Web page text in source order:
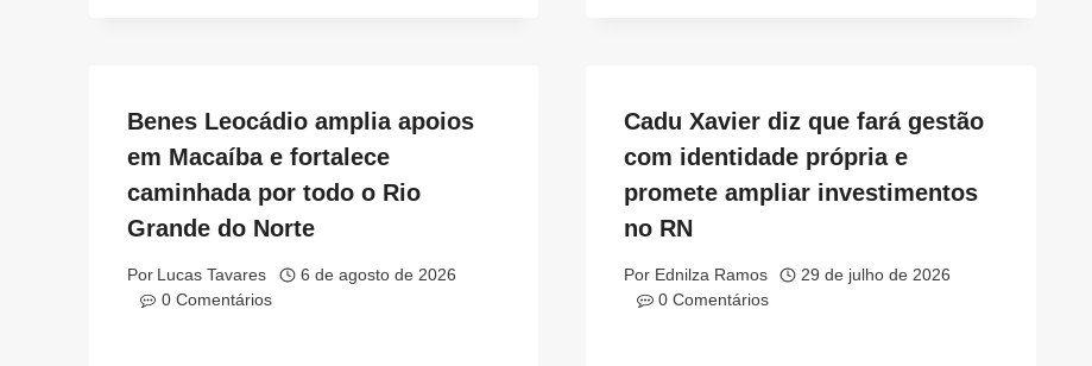
Benes Leocádio amplia apoios
em Macaíba e fortalece
caminhada por todo o Rio
Grande do Norte
Por Lucas Tavares
6 de agosto de 2026
0 Comentários
Cadu Xavier diz que fará gestão
com identidade própria e
promete ampliar investimentos
no RN
Por Ednilza Ramos
29 de julho de 2026
0 Comentários